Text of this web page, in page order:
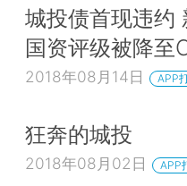
城投债首现违约
国资评级被降至
2018年08月14日 APP
狂奔的城投
2018年08月02日 APP